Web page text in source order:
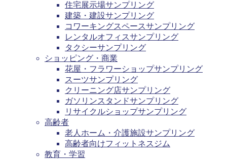
住宅展示場サンプリング
建築・建設サンプリング
コワーキングスペースサンプリング
レンタルオフィスサンプリング
タクシーサンプリング
ショッピング・商業
花屋・フラワーショップサンプリング
スーツサンプリング
クリーニング店サンプリング
ガソリンスタンドサンプリング
リサイクルショップサンプリング
高齢者
老人ホーム・介護施設サンプリング
高齢者向けフィットネスジム
教育・学習